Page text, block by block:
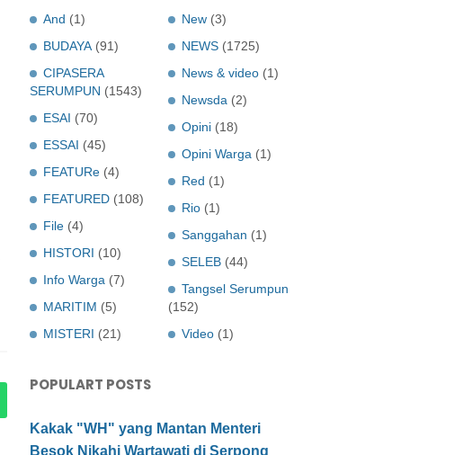
And (1)
BUDAYA (91)
CIPASERA
SERUMPUN (1543)
ESAI (70)
ESSAI (45)
FEATURe (4)
FEATURED (108)
File (4)
HISTORI (10)
Info Warga (7)
MARITIM (5)
MISTERI (21)
New (3)
NEWS (1725)
News & video (1)
Newsda (2)
Opini (18)
Opini Warga (1)
Red (1)
Rio (1)
Sanggahan (1)
SELEB (44)
Tangsel Serumpun
(152)
Video (1)
POPULART POSTS
Kakak "WH" yang Mantan Menteri
Besok Nikahi Wartawati di Serpong